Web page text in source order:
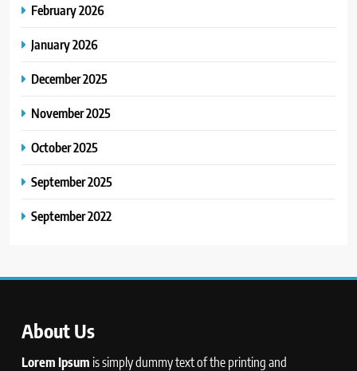
February 2026
January 2026
December 2025
November 2025
October 2025
September 2025
September 2022
About Us
Lorem Ipsum is simply dummy text of the printing and